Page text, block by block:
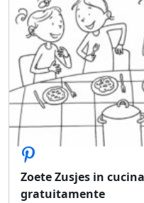
Zoete Zusjes in
gratuitamente